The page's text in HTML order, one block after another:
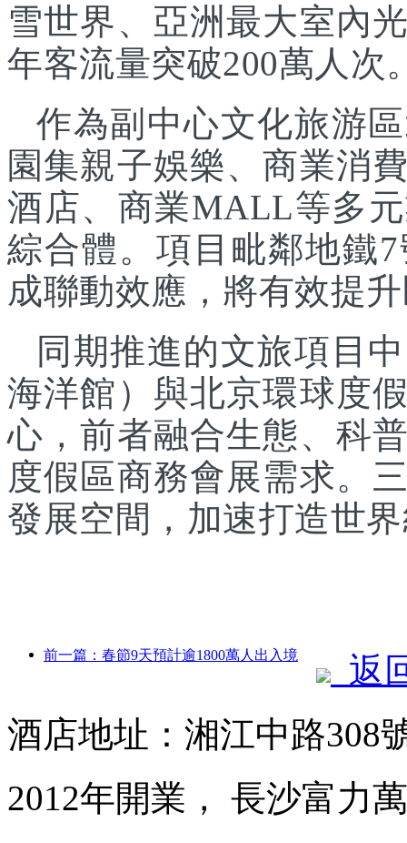
雪世界、亞洲最大室內
年客流量突破200萬人次
作為副中心文化旅游
園集親子娛樂、商業消
酒店、商業MALL等多
綜合體。項目毗鄰地鐵
成聯動效應，將有效提
同期推進的文旅項目
海洋館）與北京環球度
心，前者融合生態、科
度假區商務會展需求。
發展空間，加速打造世
前一篇：春節9天預計逾1800萬人出入境
返
酒店地址：湘江中路308
2012年開業， 長沙富